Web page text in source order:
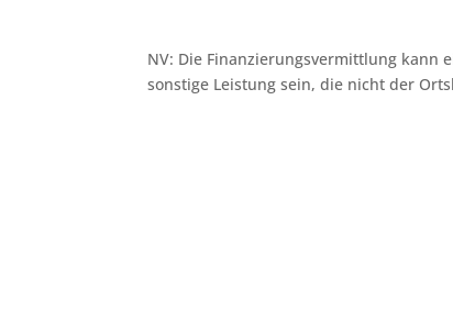
NV: Die Finanzierungsvermittlung kann
sonstige Leistung sein, die nicht der